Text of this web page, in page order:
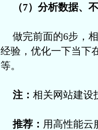
（7）分析数据、
做完前面的6步，
经验，优化一下当下
等。
注： 相关网站建设
推荐： 用高性能云